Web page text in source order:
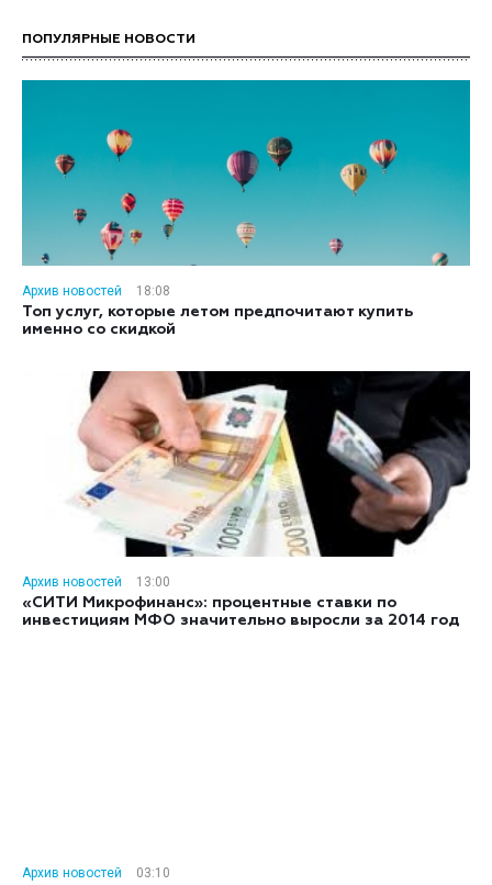
ПОПУЛЯРНЫЕ НОВОСТИ
Архив новостей
18:08
Топ услуг, которые летом предпочитают купить
именно со скидкой
Архив новостей
13:00
«СИТИ Микрофинанс»: процентные ставки по
инвестициям МФО значительно выросли за 2014 год
Архив новостей
03:10